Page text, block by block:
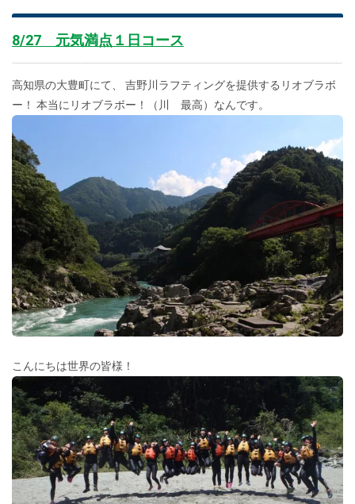
8/27 元気満点１日コース
高知県の大豊町にて、 吉野川ラフティングを提供するリオブラボ
ー！ 本当にリオブラボー！（川 最高）なんです。
こんにちは世界の皆様！